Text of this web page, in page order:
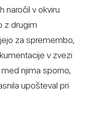
naročil v okviru
z drugim
za spremembo,
v zvezi
njima sporno,
upošteval pri